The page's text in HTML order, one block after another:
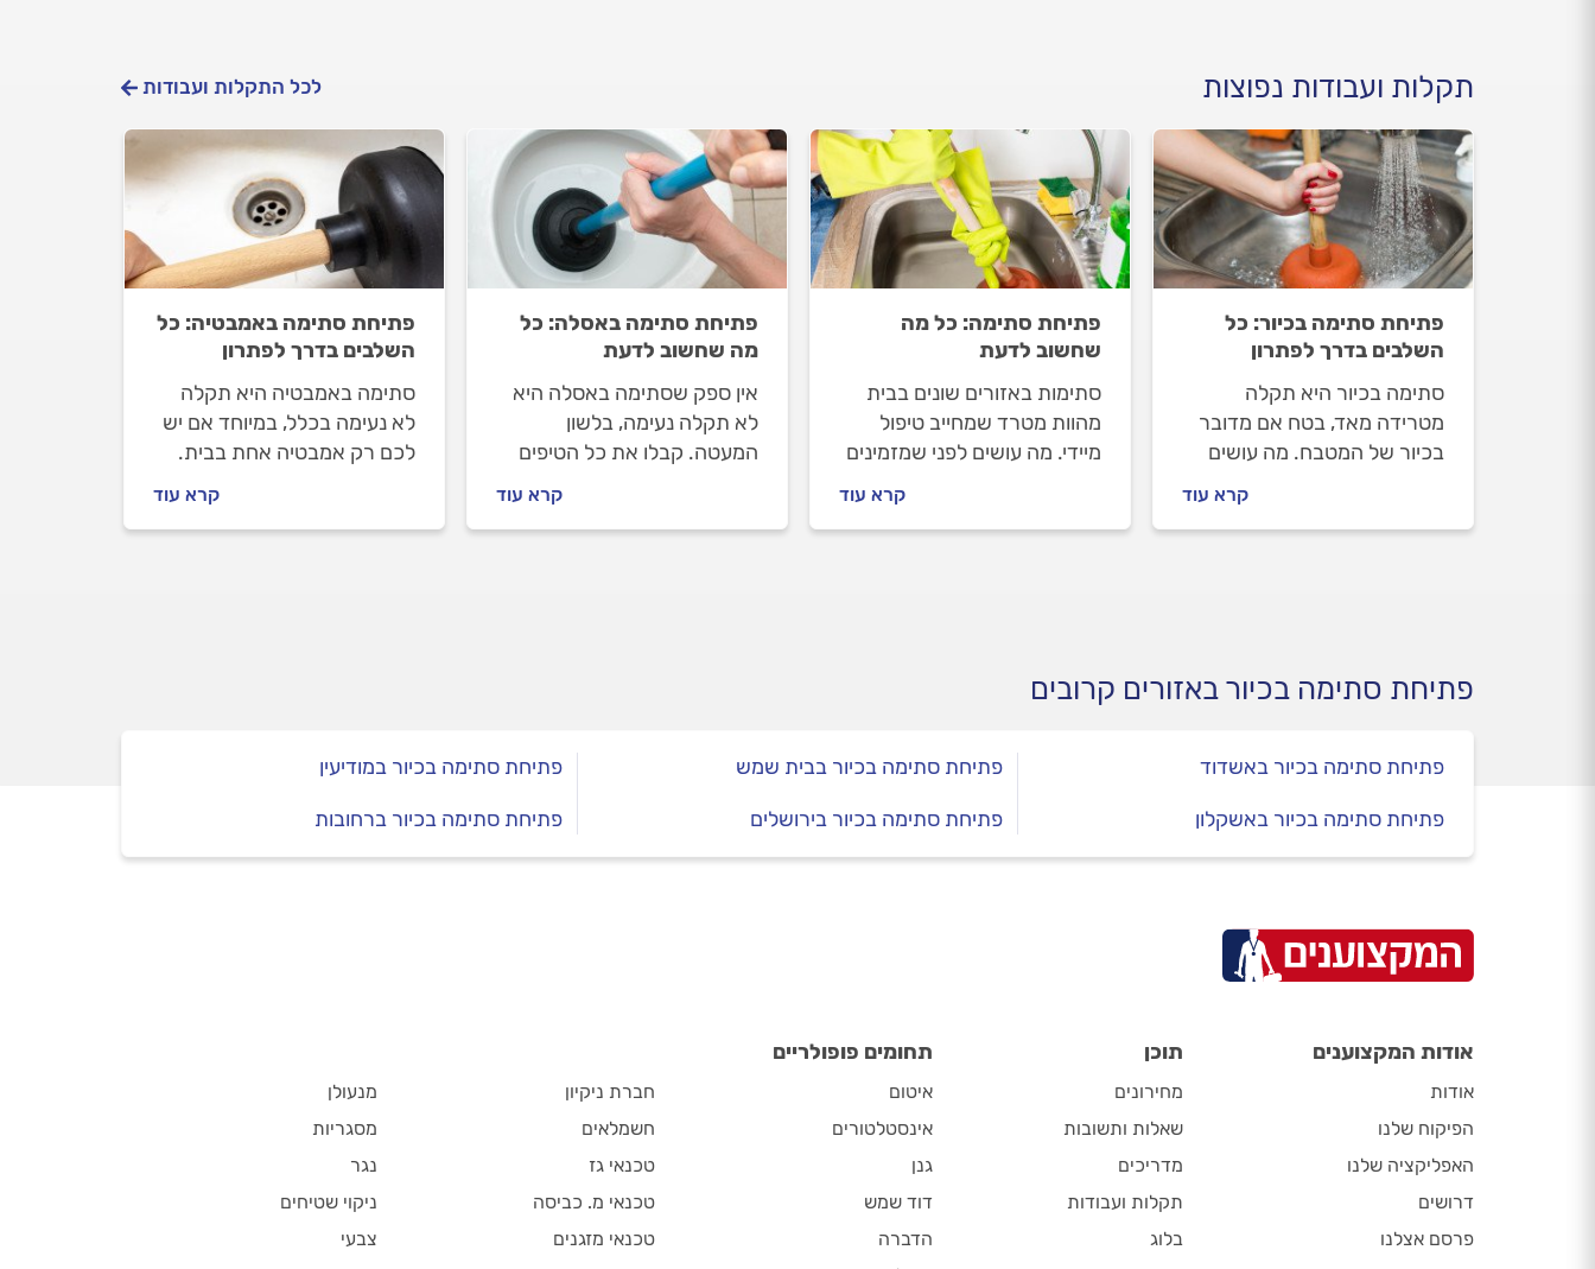
תקלות ועבודות נפוצות לכל התקלות ועבודות
פתיחת סתימה בכיור: כל
השלבים בדרך לפתרון
סתימה בכיור היא תקלה
מטרידה מאד, בטח אם מדובר
בכיור של המטבח. מה עושים
מתנהלים מולו וכמה עולה
התיקון? המקצוענים מלווים
קרא עוד
פתיחת סתימה: כל מה
שחשוב לדעת
סתימות באזורים שונים בבית
מהוות מטרד שמחייב טיפול
מיידי. מה עושים לפני שמזמינים
וכמה עולה התיקון? המקצוענים
מלווים אתכם שלב אחר שלב.
קרא עוד
פתיחת סתימה באסלה: כל
מה שחשוב לדעת
אין ספק שסתימה באסלה היא
לא תקלה נעימה, בלשון
המעטה. קבלו את כל הטיפים
הסתימה בעצמכם ולהתנהל
נכון מול האינסטלטור שתזמינו.
קרא עוד
פתיחת סתימה באמבטיה: כל
השלבים בדרך לפתרון
סתימה באמבטיה היא תקלה
לא נעימה בכלל, במיוחד אם יש
לכם רק אמבטיה אחת בבית.
הסתימה ואם לא תצליחו, נלווה
אתכם ונעזור לכם להתנהל מול
קרא עוד
פתיחת סתימה בכיור באזורים קרובים
פתיחת סתימה בכיור באשדוד
פתיחת סתימה בכיור באשקלון
פתיחת סתימה בכיור בבית שמש
פתיחת סתימה בכיור בירושלים
פתיחת סתימה בכיור במודיעין
פתיחת סתימה בכיור ברחובות
אודות המקצוענים
אודות
הפיקוח שלנו
האפליקציה שלנו
דרושים
פרסם אצלנו
תוכן
מחירונים
שאלות ותשובות
מדריכים
תקלות ועבודות
בלוג
תחומים פופולריים
איטום
אינסטלטורים
גנן
דוד שמש
הדברה
חברת ניקיון
חשמלאים
טכנאי גז
טכנאי מ. כביסה
טכנאי מזגנים
מנעולן
מסגריות
נגר
ניקוי שטיחים
צבעי